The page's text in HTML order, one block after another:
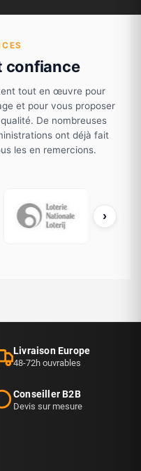
confiance
tout en œuvre pour
et pour vous proposer
De nombreuses
ont déjà fait
les en remercions.
Loterie Nationale ›
Livraison Europe
48-72h ouvrables
Conseiller B2B
Devis sur mesure